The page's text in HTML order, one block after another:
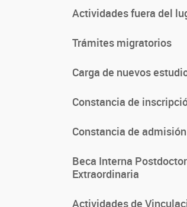
Actividades fuera del
Trámites migratorios
Carga de nuevos
Constancia de
Constancia de
Beca Interna
Extraordinaria
Actividades de